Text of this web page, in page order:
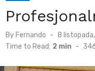
By Fernando
Posted
on
8
Time to Read: 2 min -